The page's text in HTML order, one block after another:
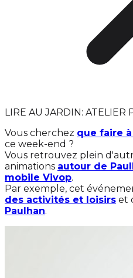
LIRE AU JARDIN: ATELIER
Vous cherchez que faire
ce week-end ?
Vous retrouvez plein
animations autour de
mobile Vivop.
Par exemple, cet
des activités et loisirs et
Paulhan.